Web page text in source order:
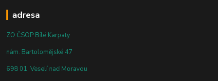
adresa
ZO ČSOP Bílé Karpaty
nám. Bartolomějské 47
698 01 Veselí nad Moravou